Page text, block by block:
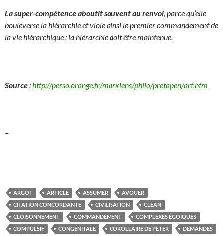
La super-compétence aboutit souvent au renvoi , parce qu’elle
bouleverse la hiérarchie et viole ainsi le premier commandement de
la vie hiérarchique : la hiérarchie doit être maintenue.
Source : http://perso.orange.fr/marxiens/philo/pretapen/art.htm
–
ARGOT ARTICLE ASSUMER
AVOUER
CITATION CONCORDANTE
CIVILISATION
CLEAN
CLOISONNEMENT
COMMANDEMENT
COMPLEXES ÉGOÏQUES
COMPULSIF
CONGÉNITALE COROLLAIRE DE PETER
DEMANDES